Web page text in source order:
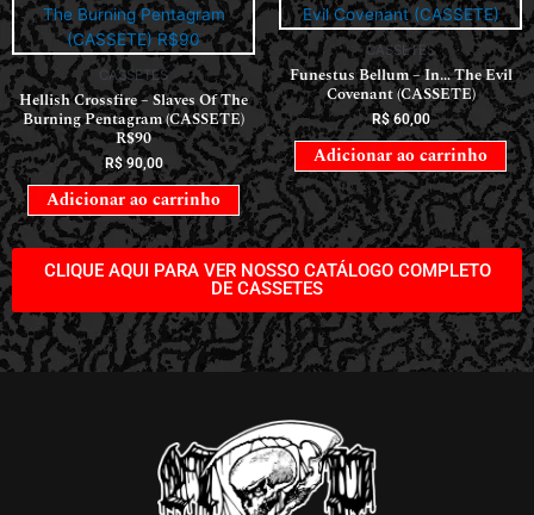
CASSETES
Hellish Crossfire – Slaves Of The
Burning Pentagram (CASSETE)
R$90
R$90,00
Adicionar ao carrinho
CASSETES
Funestus Bellum – In… The Evil
Covenant (CASSETE)
R$60,00
Adicionar ao carrinho
CLIQUE AQUI PARA VER NOSSO CATÁLOGO COMPLETO
DE CASSETES